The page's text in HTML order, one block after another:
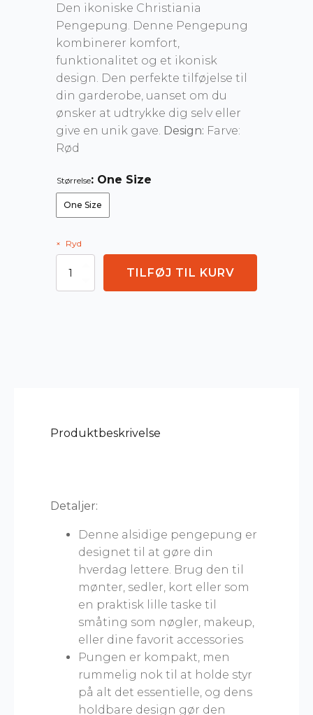
Den ikoniske Christiania
Pengepung. Denne Pengepung
kombinerer komfort,
funktionalitet og et ikonisk
design. Den perfekte tilføjelse til
din garderobe, uanset om du
ønsker at udtrykke dig selv eller
give en unik gave. Design: Farve:
Rød
Størrelse: One Size
One Size
Ryd
Christiania
Pengepung
-
TILFØJ TIL KURV
Produktbeskrivelse
Detaljer:
Denne alsidige pengepung er
designet til at gøre din
hverdag lettere. Brug den til
mønter, sedler, kort eller som
en praktisk lille taske til
småting som nøgler, makeup,
eller dine favorit accessories
Pungen er kompakt, men
rummelig nok til at holde styr
på alt det essentielle, og dens
holdbare design gør den